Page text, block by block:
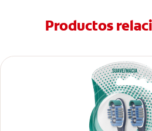
Productos